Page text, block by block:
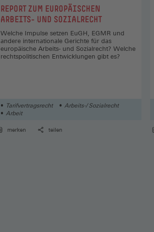
:REPORT ZUM EUROPÄISCHEN
ARBEITS- UND SOZIALRECHT
Welche Impulse setzen EuGH, EGMR und
andere internationale Gerichte für das
europäische Arbeits- und Sozialrecht? Welche
rechtspolitischen Entwicklungen gibt es?
Tarifvertragsrecht
Arbeits-/ Sozialrecht
Arbeit
merken teilen